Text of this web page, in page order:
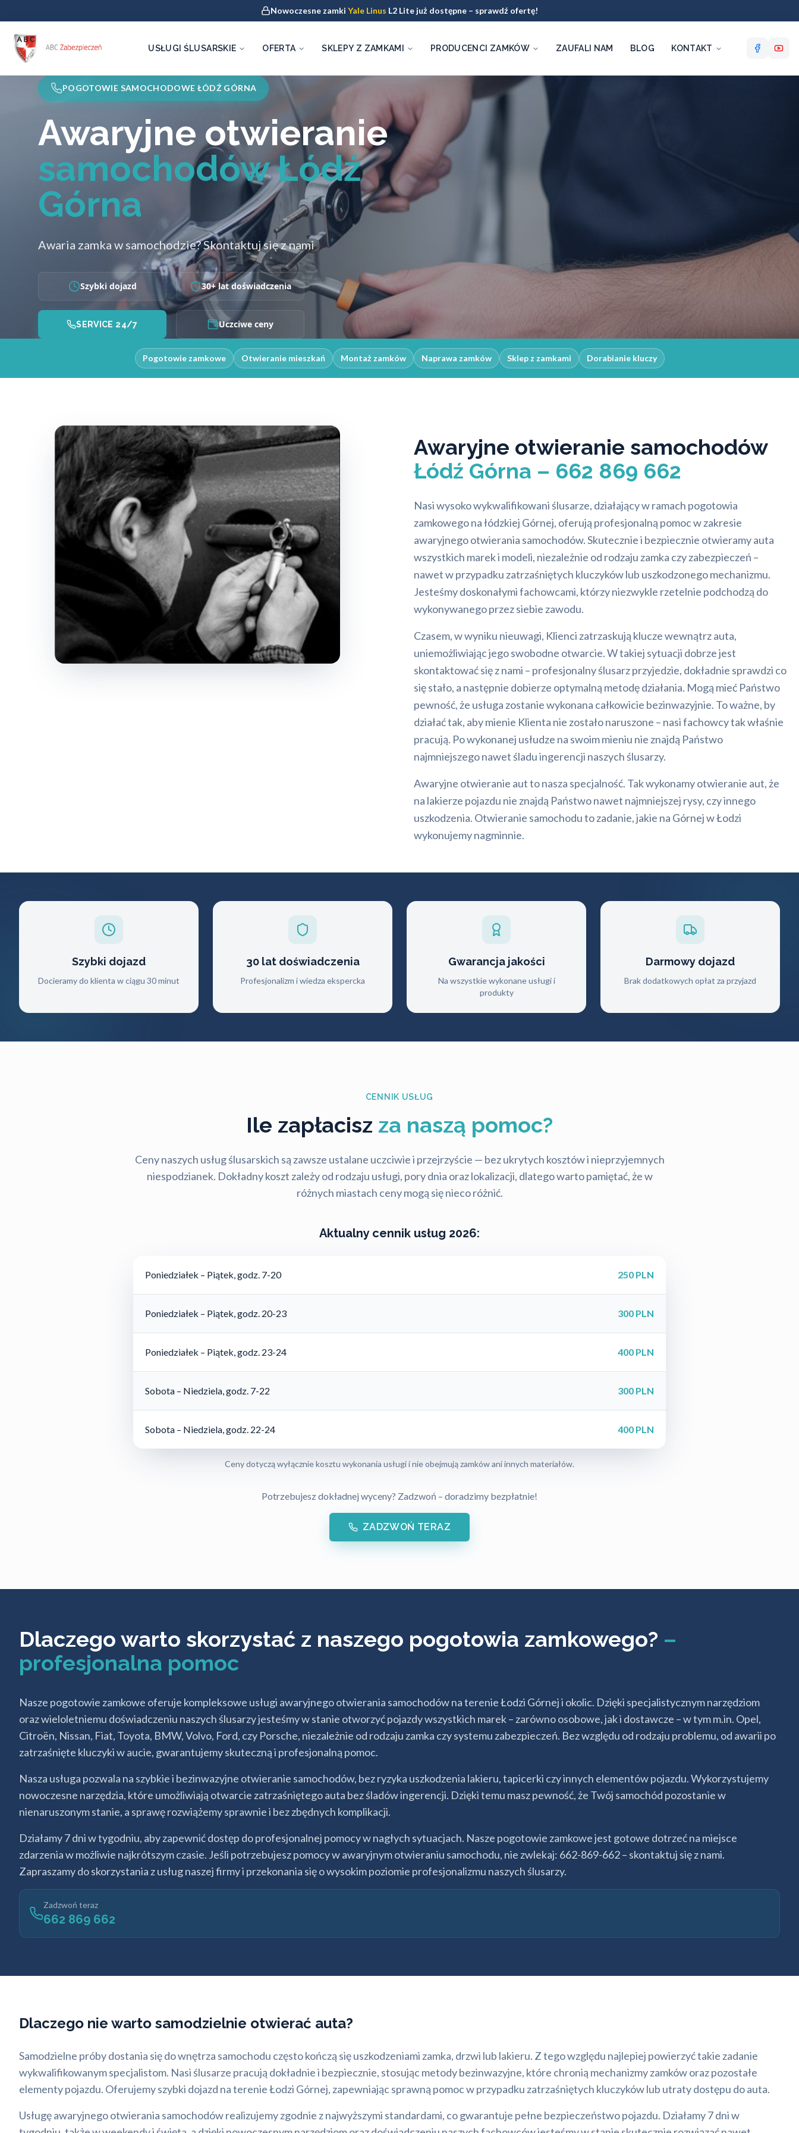
Nowoczesne zamki Yale Linus L2 Lite już dostępne – sprawdź ofertę!
USŁUGI ŚLUSARSKIE OFERTA SKLEPY Z ZAMKAMI PRODUCENCI ZAMKÓW ZAUFALI NAM BLOG KONTAKT
POGOTOWIE SAMOCHODOWE ŁÓDŹ GÓRNA
Awaryjne otwieranie
samochodów Łódź
Górna
Awaria zamka w samochodzie? Skontaktuj się z nami
Szybki dojazd 30+ lat doświadczenia
SERVICE 24/7 Uczciwe ceny
Pogotowie zamkowe Otwieranie mieszkań Montaż zamków Naprawa zamków Sklep z zamkami Dorabianie kluczy
Awaryjne otwieranie samochodów
Łódź Górna – 662 869 662
Nasi wysoko wykwalifikowani ślusarze, działający w ramach pogotowia
zamkowego na łódzkiej Górnej, oferują profesjonalną pomoc w zakresie
awaryjnego otwierania samochodów. Skutecznie i bezpiecznie otwieramy auta
wszystkich marek i modeli, niezależnie od rodzaju zamka czy zabezpieczeń –
nawet w przypadku zatrzaśniętych kluczyków lub uszkodzonego mechanizmu.
Jesteśmy doskonałymi fachowcami, którzy niezwykle rzetelnie podchodzą do
wykonywanego przez siebie zawodu.
Czasem, w wyniku nieuwagi, Klienci zatrzaskują klucze wewnątrz auta,
uniemożliwiając jego swobodne otwarcie. W takiej sytuacji dobrze jest
skontaktować się z nami – profesjonalny ślusarz przyjedzie, dokładnie sprawdzi co
się stało, a następnie dobierze optymalną metodę działania. Mogą mieć Państwo
pewność, że usługa zostanie wykonana całkowicie bezinwazyjnie. To ważne, by
działać tak, aby mienie Klienta nie zostało naruszone – nasi fachowcy tak właśnie
pracują. Po wykonanej usłudze na swoim mieniu nie znajdą Państwo
najmniejszego nawet śladu ingerencji naszych ślusarzy.
Awaryjne otwieranie aut to nasza specjalność. Tak wykonamy otwieranie aut, że
na lakierze pojazdu nie znajdą Państwo nawet najmniejszej rysy, czy innego
uszkodzenia. Otwieranie samochodu to zadanie, jakie na Górnej w Łodzi
wykonujemy nagminnie.
Szybki dojazd
Docieramy do klienta w ciągu 30 minut
30 lat doświadczenia
Profesjonalizm i wiedza ekspercka
Gwarancja jakości
Na wszystkie wykonane usługi i
produkty
Darmowy dojazd
Brak dodatkowych opłat za przyjazd
CENNIK USŁUG
Ile zapłacisz za naszą pomoc?
Ceny naszych usług ślusarskich są zawsze ustalane uczciwie i przejrzyście — bez ukrytych kosztów i nieprzyjemnych
niespodzianek. Dokładny koszt zależy od rodzaju usługi, pory dnia oraz lokalizacji, dlatego warto pamiętać, że w
różnych miastach ceny mogą się nieco różnić.
Aktualny cennik usług 2026:
Poniedziałek – Piątek, godz. 7-20 250 PLN
Poniedziałek – Piątek, godz. 20-23 300 PLN
Poniedziałek – Piątek, godz. 23-24 400 PLN
Sobota – Niedziela, godz. 7-22 300 PLN
Sobota – Niedziela, godz. 22-24 400 PLN
Ceny dotyczą wyłącznie kosztu wykonania usługi i nie obejmują zamków ani innych materiałów.
Potrzebujesz dokładnej wyceny? Zadzwoń – doradzimy bezpłatnie!
ZADZWOŃ TERAZ
Dlaczego warto skorzystać z naszego pogotowia zamkowego? –
profesjonalna pomoc
Nasze pogotowie zamkowe oferuje kompleksowe usługi awaryjnego otwierania samochodów na terenie Łodzi Górnej i okolic. Dzięki specjalistycznym narzędziom
oraz wieloletniemu doświadczeniu naszych ślusarzy jesteśmy w stanie otworzyć pojazdy wszystkich marek – zarówno osobowe, jak i dostawcze – w tym m.in. Opel,
Citroën, Nissan, Fiat, Toyota, BMW, Volvo, Ford, czy Porsche, niezależnie od rodzaju zamka czy systemu zabezpieczeń. Bez względu od rodzaju problemu, od awarii po
zatrzaśnięte kluczyki w aucie, gwarantujemy skuteczną i profesjonalną pomoc.
Nasza usługa pozwala na szybkie i bezinwazyjne otwieranie samochodów, bez ryzyka uszkodzenia lakieru, tapicerki czy innych elementów pojazdu. Wykorzystujemy
nowoczesne narzędzia, które umożliwiają otwarcie zatrzaśniętego auta bez śladów ingerencji. Dzięki temu masz pewność, że Twój samochód pozostanie w
nienaruszonym stanie, a sprawę rozwiążemy sprawnie i bez zbędnych komplikacji.
Działamy 7 dni w tygodniu, aby zapewnić dostęp do profesjonalnej pomocy w nagłych sytuacjach. Nasze pogotowie zamkowe jest gotowe dotrzeć na miejsce
zdarzenia w możliwie najkrótszym czasie. Jeśli potrzebujesz pomocy w awaryjnym otwieraniu samochodu, nie zwlekaj: 662-869-662 – skontaktuj się z nami.
Zapraszamy do skorzystania z usług naszej firmy i przekonania się o wysokim poziomie profesjonalizmu naszych ślusarzy.
Zadzwoń teraz
662 869 662
Dlaczego nie warto samodzielnie otwierać auta?
Samodzielne próby dostania się do wnętrza samochodu często kończą się uszkodzeniami zamka, drzwi lub lakieru. Z tego względu najlepiej powierzyć takie zadanie
wykwalifikowanym specjalistom. Nasi ślusarze pracują dokładnie i bezpiecznie, stosując metody bezinwazyjne, które chronią mechanizmy zamków oraz pozostałe
elementy pojazdu. Oferujemy szybki dojazd na terenie Łodzi Górnej, zapewniając sprawną pomoc w przypadku zatrzaśniętych kluczyków lub utraty dostępu do auta.
Usługę awaryjnego otwierania samochodów realizujemy zgodnie z najwyższymi standardami, co gwarantuje pełne bezpieczeństwo pojazdu. Działamy 7 dni w